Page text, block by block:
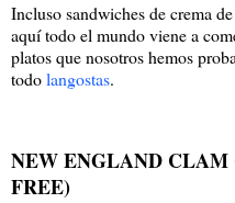
Incluso sandwiches de crema
aquí todo el mundo viene a
platos que nosotros hemos
todolangostas.
NEW ENGLAND
FREE)